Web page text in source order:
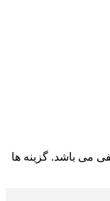
می باشد. گزینه ها